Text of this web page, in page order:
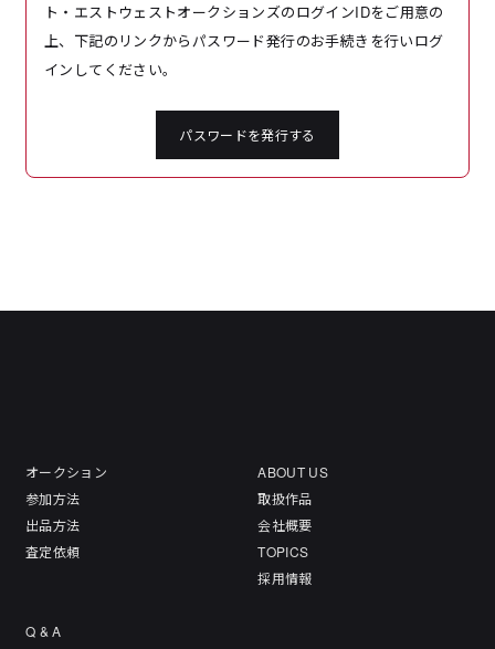
ト・エストウェストオークションズのログインIDをご用意の
上、下記のリンクからパスワード発行のお手続きを行いログ
インしてください。
パスワードを発行する
オークション
参加方法
出品方法
査定依頼
ABOUT US
取扱作品
会社概要
TOPICS
採用情報
Q & A